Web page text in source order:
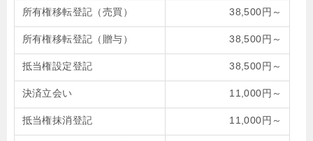
所有権移転登記（売買） 38,500円～
所有権移転登記（贈与） 38,500円～
抵当権設定登記 38,500円～
決済立会い 11,000円～
抵当権抹消登記 11,000円～